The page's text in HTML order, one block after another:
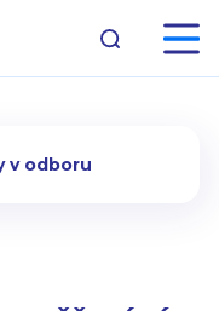
v odboru